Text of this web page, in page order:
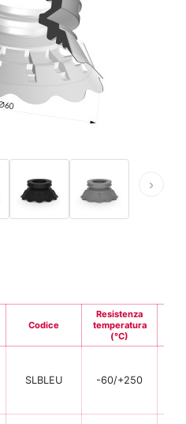
›
Codice
Resistenza
temperatura
(°C)
SLBLEU -60/+250